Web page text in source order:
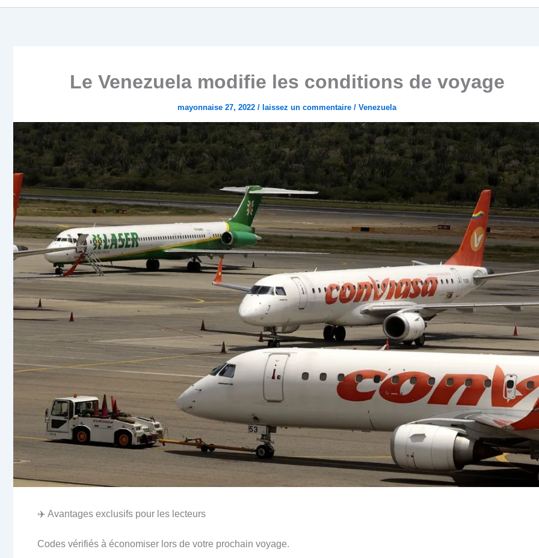
Le Venezuela modifie les conditions de voyage
mayonnaise 27, 2022 / laissez un commentaire / Venezuela
✈️ Avantages exclusifs pour les lecteurs
Codes vérifiés à économiser lors de votre prochain voyage.